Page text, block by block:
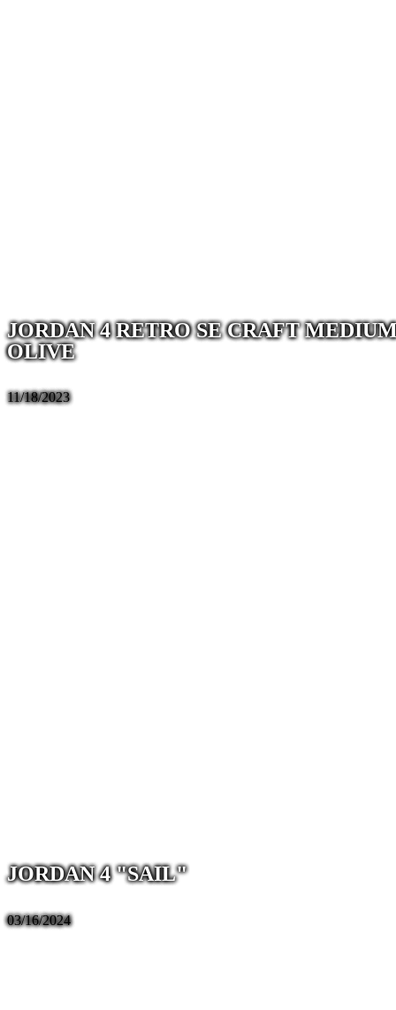
JORDAN 4 RETRO SE CRAFT
OLIVE
11/18/2023
JORDAN 4 "SAIL"
03/16/2024